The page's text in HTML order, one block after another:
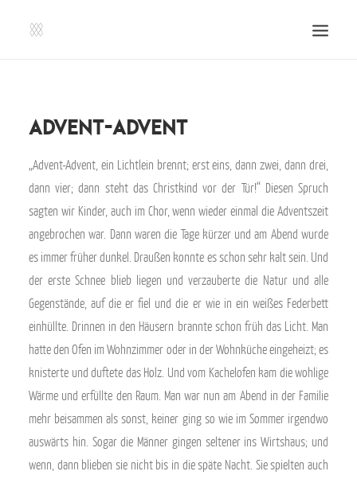
EINSENDEN!
VERANSTALTUNGEN
UNTERSTÜTZE UNS!
Advent-Advent
„Advent-Advent, ein Lichtlein brennt; erst eins, dann zwei, dann drei,
dann vier; dann steht das Christkind vor der Tür!“ Diesen Spruch
sagten wir Kinder, auch im Chor, wenn wieder einmal die Adventszeit
angebrochen war. Dann waren die Tage kürzer und am Abend wurde
es immer früher dunkel. Draußen konnte es schon sehr kalt sein. Und
der erste Schnee blieb liegen und verzauberte die Natur und alle
Gegenstände, auf die er fiel und die er wie in ein weißes Federbett
einhüllte. Drinnen in den Häusern brannte schon früh das Licht. Man
hatte den Ofen im Wohnzimmer oder in der Wohnküche eingeheizt; es
knisterte und duftete das Holz. Und vom Kachelofen kam die wohlige
Wärme und erfüllte den Raum. Man war nun am Abend in der Familie
mehr beisammen als sonst, keiner ging so wie im Sommer irgendwo
auswärts hin. Sogar die Männer gingen seltener ins Wirtshaus; und
wenn, dann blieben sie nicht bis in die späte Nacht. Sie spielten auch